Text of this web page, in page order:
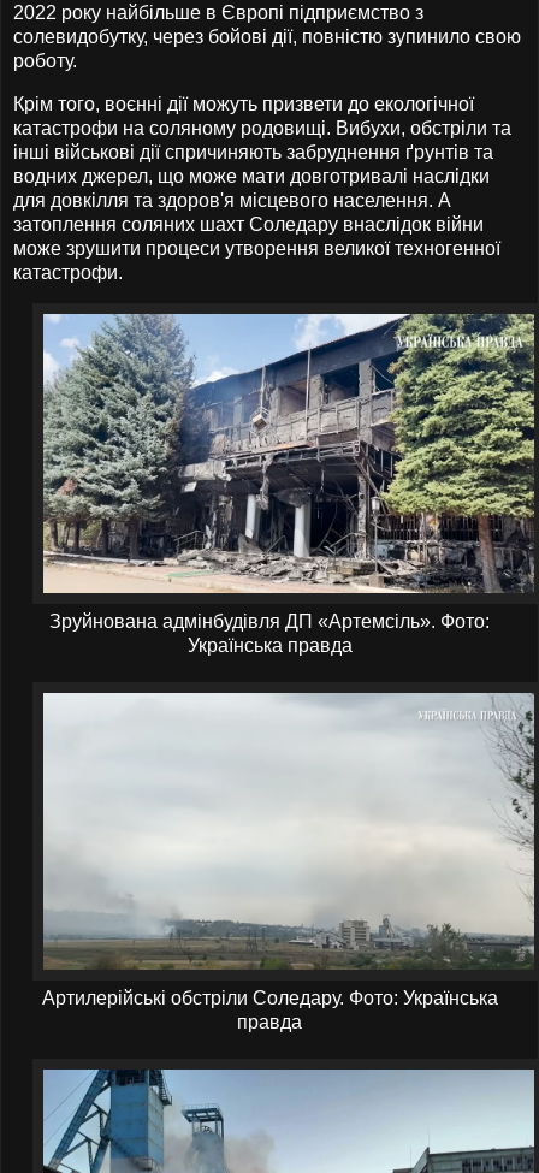
2022 року найбільше в Європі підприємство з
солевидобутку, через бойові дії, повністю зупинило свою
роботу.
Крім того, воєнні дії можуть призвети до екологічної
катастрофи на соляному родовищі. Вибухи, обстріли та
інші військові дії спричиняють забруднення ґрунтів та
водних джерел, що може мати довготривалі наслідки
для довкілля та здоров'я місцевого населення. А
затоплення соляних шахт Соледару внаслідок війни
може зрушити процеси утворення великої техногенної
катастрофи.
Зруйнована адмінбудівля ДП «Артемсіль». Фото:
Українська правда
Артилерійські обстріли Соледару. Фото: Українська
правда